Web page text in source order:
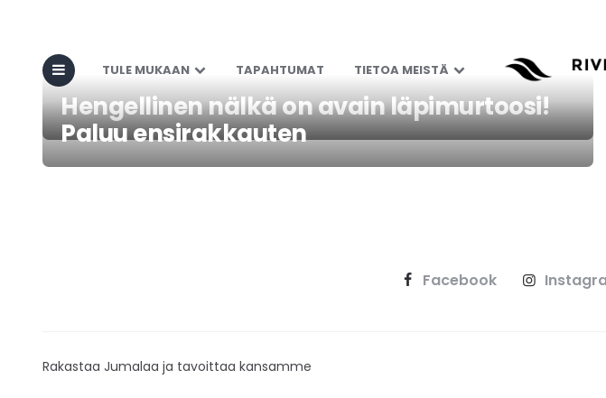
TULE MUKAAN TAPAHTUMAT TIETOA MEISTÄ
Hengellinen nälkä on avain läpimurtoosi!
Paluu ensirakkauten
Facebook
Rakastaa Jumalaa ja tavoittaa kansamme